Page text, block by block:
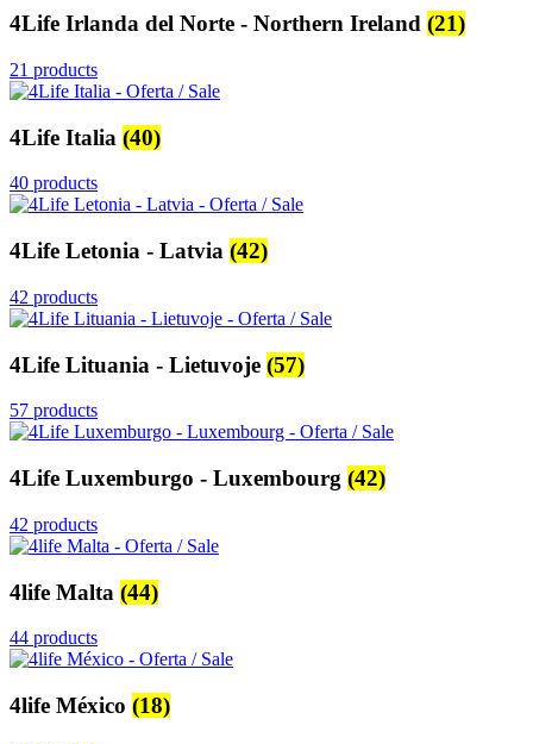
4Life Irlanda del Norte - Northern Ireland (21)
21 products
4Life Italia (40)
40 products
4Life Letonia - Latvia (42)
42 products
4Life Lituania - Lietuvoje (57)
57 products
4Life Luxemburgo - Luxembourg (42)
42 products
4life Malta (44)
44 products
4life México (18)